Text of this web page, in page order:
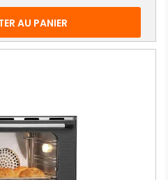
AU PANIER